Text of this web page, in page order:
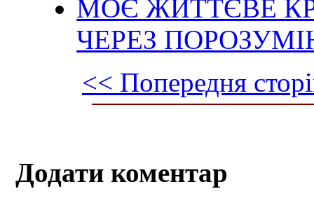
МОЄ ЖИТТЄВЕ
ЧЕРЕЗ
<< Попередня
Додати коментар